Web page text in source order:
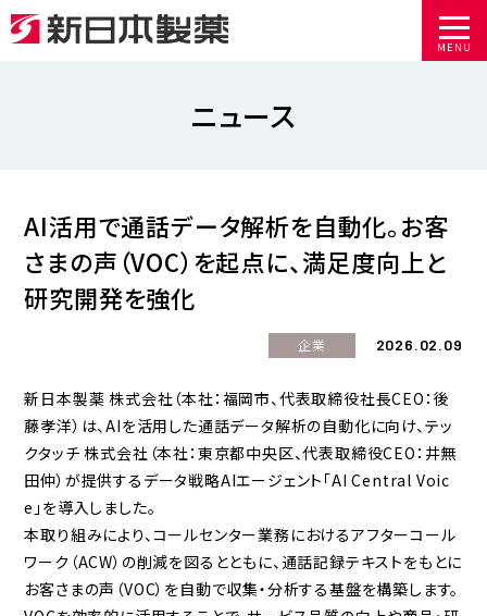
MENU
ニュース
AI活用で通話データ解析を自動化。お客
さまの声（VOC）を起点に、満足度向上と
研究開発を強化
企業 2026.02.09
新日本製薬 株式会社（本社：福岡市、代表取締役社長CEO：後
藤孝洋）は、AIを活用した通話データ解析の自動化に向け、テッ
クタッチ 株式会社（本社：東京都中央区、代表取締役CEO：井無
田仲）が提供するデータ戦略AIエージェント「AI Central Voic
e」を導入しました。
本取り組みにより、コールセンター業務におけるアフターコール
ワーク（ACW）の削減を図るとともに、通話記録テキストをもとに
お客さまの声（VOC）を自動で収集・分析する基盤を構築します。